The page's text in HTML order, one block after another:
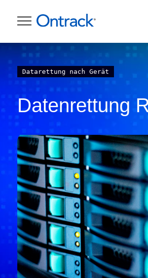
Datarettung nach Gerät
Datenrettung